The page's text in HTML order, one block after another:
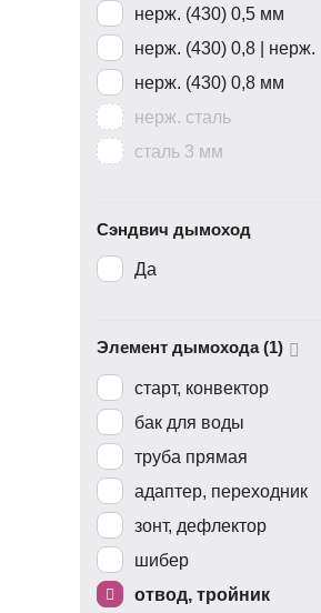
нерж. (430) 0,5 мм
нерж. (430) 0,8 | нерж.
нерж. (430) 0,8 мм
нерж. сталь
сталь 3 мм
Сэндвич дымоход
Да
Элемент дымохода (1)
старт, конвектор
бак для воды
труба прямая
адаптер, переходник
зонт, дефлектор
шибер
отвод, тройник